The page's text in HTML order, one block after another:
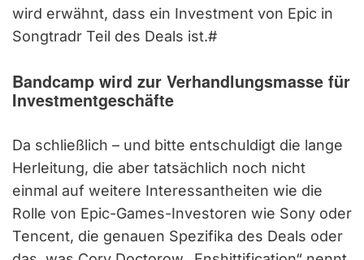
wird erwähnt, dass ein Investment von Epic in
Songtradr Teil des Deals ist.#
Bandcamp wird zur Verhandlungsmasse für
Investmentgeschäfte
Da schließlich – und bitte entschuldigt die lange
Herleitung, die aber tatsächlich noch nicht
einmal auf weitere Interessantheiten wie die
Rolle von Epic-Games-Investoren wie Sony oder
Tencent, die genauen Spezifika des Deals oder